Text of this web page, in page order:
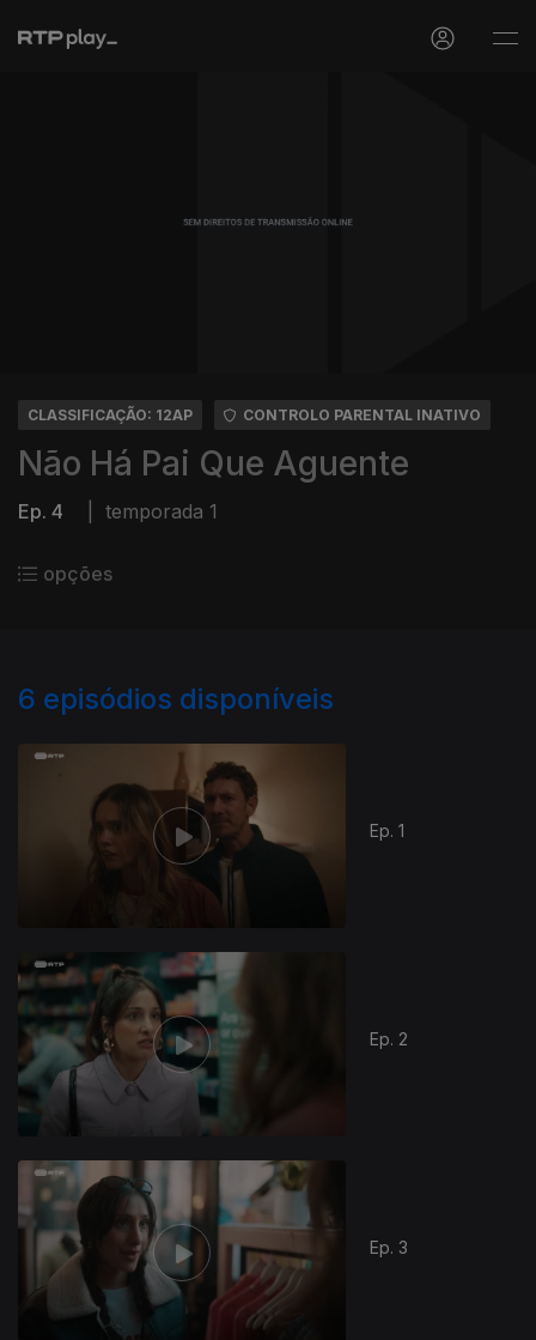
CLASSIFICAÇÃO: 12AP CONTROLO PARENTAL INATIVO
Não Há Pai Que Aguente
Ep. 4 temporada 1
opções
6 episódios disponíveis
Ep. 1
Ep. 2
Ep. 3